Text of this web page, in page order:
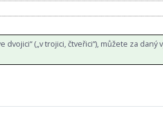
dvojici“ („v trojici, čtveřici“), můžete za